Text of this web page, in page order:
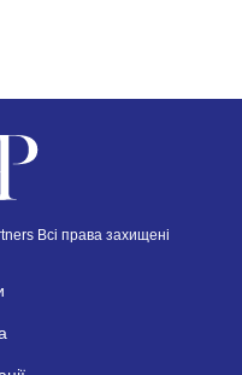
Всі права захищені